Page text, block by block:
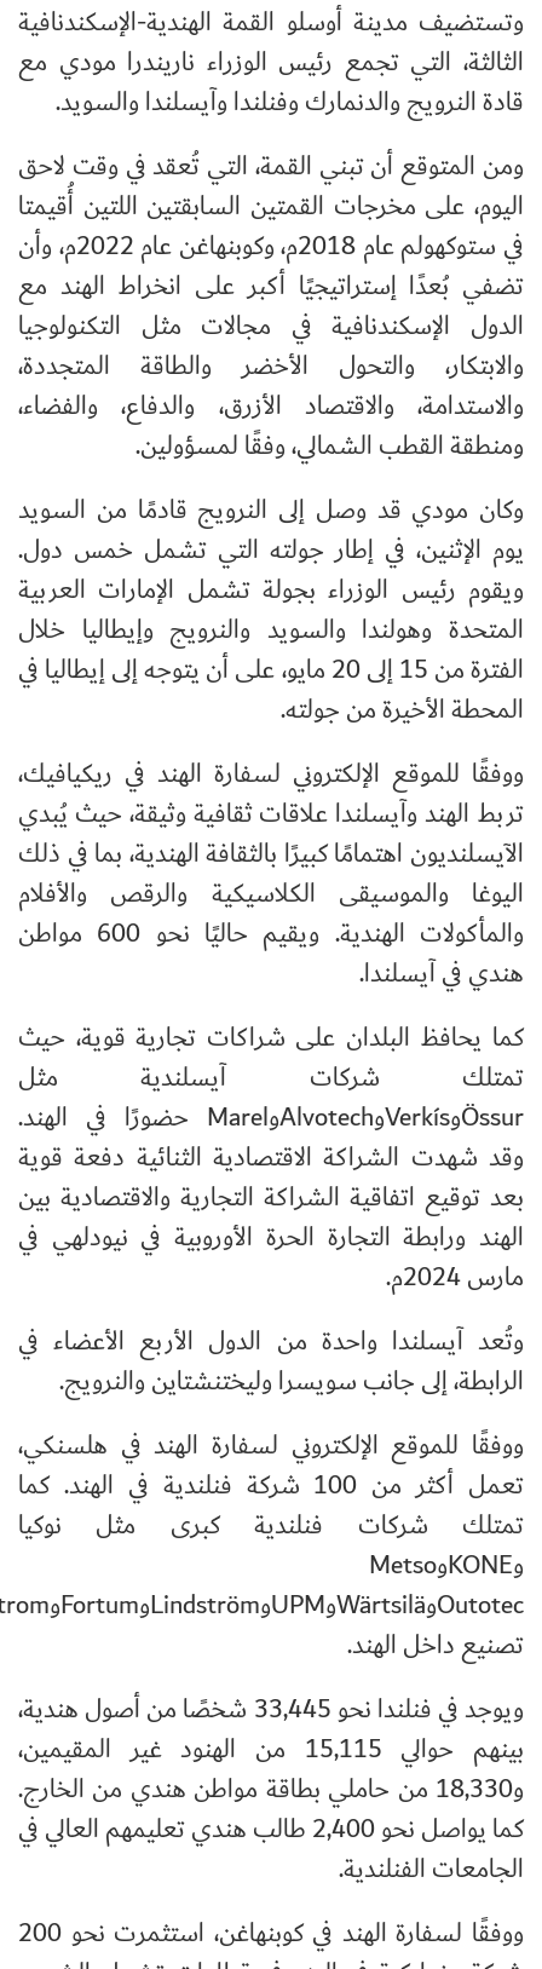
وتستضيف مدينة أوسلو القمة الهندية-الإسكندنافية
الثالثة، التي تجمع رئيس الوزراء ناريندرا مودي مع
قادة النرويج والدنمارك وفنلندا وآيسلندا والسويد.
ومن المتوقع أن تبني القمة، التي تُعقد في وقت لاحق
اليوم، على مخرجات القمتين السابقتين اللتين أُقيمتا
في ستوكهولم عام 2018م، وكوبنهاغن عام 2022م، وأن
تضفي بُعدًا إستراتيجيًا أكبر على انخراط الهند مع
الدول الإسكندنافية في مجالات مثل التكنولوجيا
والابتكار، والتحول الأخضر والطاقة المتجددة،
والاستدامة، والاقتصاد الأزرق، والدفاع، والفضاء،
ومنطقة القطب الشمالي، وفقًا لمسؤولين.
وكان مودي قد وصل إلى النرويج قادمًا من السويد
يوم الإثنين، في إطار جولته التي تشمل خمس دول.
ويقوم رئيس الوزراء بجولة تشمل الإمارات العربية
المتحدة وهولندا والسويد والنرويج وإيطاليا خلال
الفترة من 15 إلى 20 مايو، على أن يتوجه إلى إيطاليا في
المحطة الأخيرة من جولته.
ووفقًا للموقع الإلكتروني لسفارة الهند في ريكيافيك،
تربط الهند وآيسلندا علاقات ثقافية وثيقة، حيث يُبدي
الآيسلنديون اهتمامًا كبيرًا بالثقافة الهندية، بما في ذلك
اليوغا والموسيقى الكلاسيكية والرقص والأفلام
والمأكولات الهندية. ويقيم حاليًا نحو 600 مواطن
هندي في آيسلندا.
كما يحافظ البلدان على شراكات تجارية قوية، حيث
تمتلك شركات آيسلندية مثل
ÖssurوVerkísوAlvotechوMarel حضورًا في الهند.
وقد شهدت الشراكة الاقتصادية الثنائية دفعة قوية
بعد توقيع اتفاقية الشراكة التجارية والاقتصادية بين
الهند ورابطة التجارة الحرة الأوروبية في نيودلهي في
مارس 2024م.
وتُعد آيسلندا واحدة من الدول الأربع الأعضاء في
الرابطة، إلى جانب سويسرا وليختنشتاين والنرويج.
ووفقًا للموقع الإلكتروني لسفارة الهند في هلسنكي،
تعمل أكثر من 100 شركة فنلندية في الهند. كما
تمتلك شركات فنلندية كبرى مثل نوكيا
وKONEوMetso
OutotecوWärtsiläوUPMوLindströmوFortumو
تصنيع داخل الهند.
ويوجد في فنلندا نحو 33,445 شخصًا من أصول هندية،
بينهم حوالي 15,115 من الهنود غير المقيمين،
و18,330 من حاملي بطاقة مواطن هندي من الخارج.
كما يواصل نحو 2,400 طالب هندي تعليمهم العالي في
الجامعات الفنلندية.
ووفقًا لسفارة الهند في كوبنهاغن، استثمرت نحو 200